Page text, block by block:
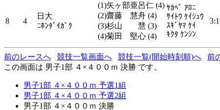
8 4
日大
ﾆﾎﾝﾀﾞｲｶﾞｸ
(1)矢ヶ部亜呂仁 (4)
(2)齋藤 慧舟 (4)
(3)杉山 慧 (3)
(4)菊田 堅心 (4)
ﾔｶﾍﾞ ｱﾛﾆ
ｻｲﾄｳ ｹｲｼｭｳ
ｽｷﾞﾔﾏ ｹｲ
ｷｸﾀ ｹﾝｼﾝ
前のレースへ 競技一覧画面へ 競技一覧(開始時刻順)へ
前
この画面は 男子1部 ４×４００ｍ 決勝 です。
男子1部 ４×４００ｍ 予選1組
男子1部 ４×４００ｍ 予選2組
男子1部 ４×４００ｍ 決勝